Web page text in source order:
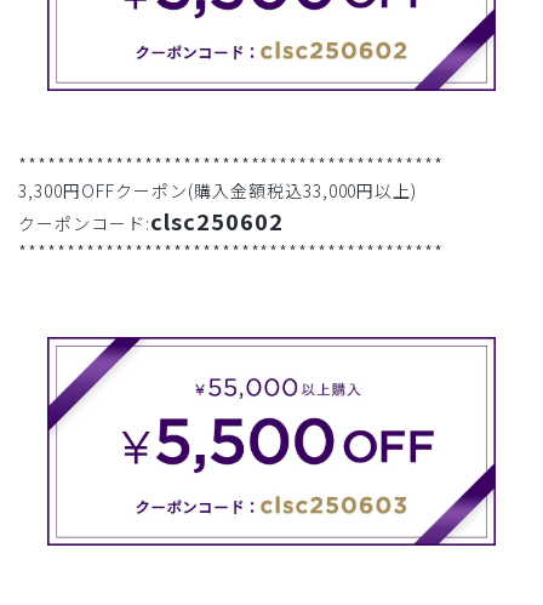
********************************************
3,300円OFFクーポン(購入金額税込33,000円以上)
クーポンコード:clsc250602
********************************************